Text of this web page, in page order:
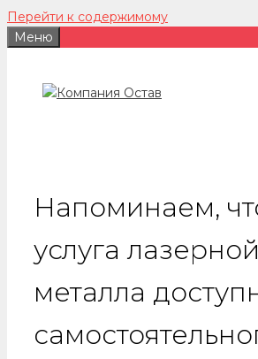
Перейти к содержимому
Меню
Напоминаем,
услуга
металла